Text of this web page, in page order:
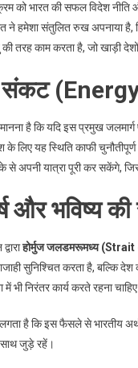
को भारत की सफल विदेश
ने हमेशा संतुलित रुख अपनाया है,
तरह काम करता है, जो खाड़ी
संकट
मानना है कि यदि इस प्रमुख
के लिए यह स्थिति काफी
से अपनी यात्रा पूरी कर सकेंगे,
और भविष्य की
होर्मुज जलडमरूमध्य
सुनिश्चित करता है, बल्कि
में भी निरंतर कार्य करते रहना
है कि इस फैसले से भारतीय
जुड़े रहें।